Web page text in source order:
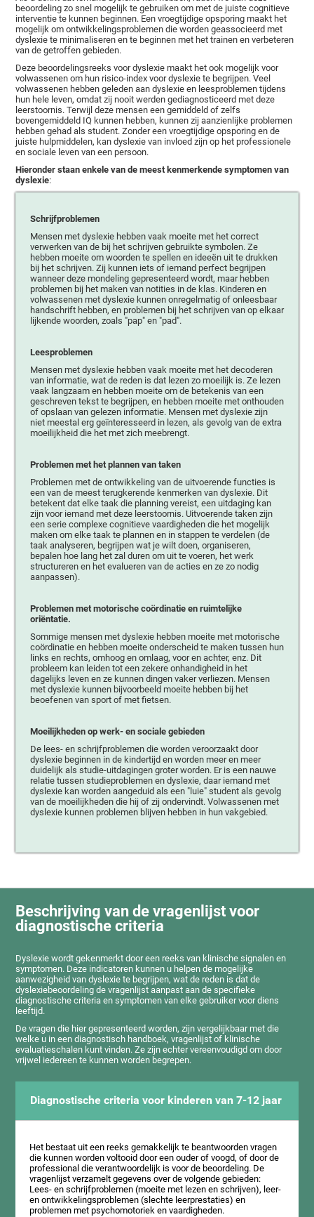
beoordeling zo snel mogelijk te gebruiken om met de juiste cognitieve
interventie te kunnen beginnen. Een vroegtijdige opsporing maakt het
mogelijk om ontwikkelingsproblemen die worden geassocieerd met
dyslexie te minimaliseren en te beginnen met het trainen en verbeteren
van de getroffen gebieden.
Deze beoordelingsreeks voor dyslexie maakt het ook mogelijk voor
volwassenen om hun risico-index voor dyslexie te begrijpen. Veel
volwassenen hebben geleden aan dyslexie en leesproblemen tijdens
hun hele leven, omdat zij nooit werden gediagnosticeerd met deze
leerstoornis. Terwijl deze mensen een gemiddeld of zelfs
bovengemiddeld IQ kunnen hebben, kunnen zij aanzienlijke problemen
hebben gehad als student. Zonder een vroegtijdige opsporing en de
juiste hulpmiddelen, kan dyslexie van invloed zijn op het professionele
en sociale leven van een persoon.
Hieronder staan enkele van de meest kenmerkende symptomen van
dyslexie:
Schrijfproblemen
Mensen met dyslexie hebben vaak moeite met het correct
verwerken van de bij het schrijven gebruikte symbolen. Ze
hebben moeite om woorden te spellen en ideeën uit te drukken
bij het schrijven. Zij kunnen iets of iemand perfect begrijpen
wanneer deze mondeling gepresenteerd wordt, maar hebben
problemen bij het maken van notities in de klas. Kinderen en
volwassenen met dyslexie kunnen onregelmatig of onleesbaar
handschrift hebben, en problemen bij het schrijven van op elkaar
lijkende woorden, zoals "pap" en "pad".
Leesproblemen
Mensen met dyslexie hebben vaak moeite met het decoderen
van informatie, wat de reden is dat lezen zo moeilijk is. Ze lezen
vaak langzaam en hebben moeite om de betekenis van een
geschreven tekst te begrijpen, en hebben moeite met onthouden
of opslaan van gelezen informatie. Mensen met dyslexie zijn
niet meestal erg geïnteresseerd in lezen, als gevolg van de extra
moeilijkheid die het met zich meebrengt.
Problemen met het plannen van taken
Problemen met de ontwikkeling van de uitvoerende functies is
een van de meest terugkerende kenmerken van dyslexie. Dit
betekent dat elke taak die planning vereist, een uitdaging kan
zijn voor iemand met deze leerstoornis. Uitvoerende taken zijn
een serie complexe cognitieve vaardigheden die het mogelijk
maken om elke taak te plannen en in stappen te verdelen (de
taak analyseren, begrijpen wat je wilt doen, organiseren,
bepalen hoe lang het zal duren om uit te voeren, het werk
structureren en het evalueren van de acties en ze zo nodig
aanpassen).
Problemen met motorische coördinatie en ruimtelijke
oriëntatie.
Sommige mensen met dyslexie hebben moeite met motorische
coördinatie en hebben moeite onderscheid te maken tussen hun
links en rechts, omhoog en omlaag, voor en achter, enz. Dit
probleem kan leiden tot een zekere onhandigheid in het
dagelijks leven en ze kunnen dingen vaker verliezen. Mensen
met dyslexie kunnen bijvoorbeeld moeite hebben bij het
beoefenen van sport of met fietsen.
Moeilijkheden op werk- en sociale gebieden
De lees- en schrijfproblemen die worden veroorzaakt door
dyslexie beginnen in de kindertijd en worden meer en meer
duidelijk als studie-uitdagingen groter worden. Er is een nauwe
relatie tussen studieproblemen en dyslexie, daar iemand met
dyslexie kan worden aangeduid als een "luie" student als gevolg
van de moeilijkheden die hij of zij ondervindt. Volwassenen met
dyslexie kunnen problemen blijven hebben in hun vakgebied.
Beschrijving van de vragenlijst voor
diagnostische criteria
Dyslexie wordt gekenmerkt door een reeks van klinische signalen en
symptomen. Deze indicatoren kunnen u helpen de mogelijke
aanwezigheid van dyslexie te begrijpen, wat de reden is dat de
dyslexiebeoordeling de vragenlijst aanpast aan de specifieke
diagnostische criteria en symptomen van elke gebruiker voor diens
leeftijd.
De vragen die hier gepresenteerd worden, zijn vergelijkbaar met die
welke u in een diagnostisch handboek, vragenlijst of klinische
evaluatieschalen kunt vinden. Ze zijn echter vereenvoudigd om door
vrijwel iedereen te kunnen worden begrepen.
Diagnostische criteria voor kinderen van 7-12 jaar
Het bestaat uit een reeks gemakkelijk te beantwoorden vragen
die kunnen worden voltooid door een ouder of voogd, of door de
professional die verantwoordelijk is voor de beoordeling. De
vragenlijst verzamelt gegevens over de volgende gebieden:
Lees- en schrijfproblemen (moeite met lezen en schrijven), leer-
en ontwikkelingsproblemen (slechte leerprestaties) en
problemen met psychomotoriek en vaardigheden.